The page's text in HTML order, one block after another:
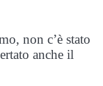
non c’è stato
anche il